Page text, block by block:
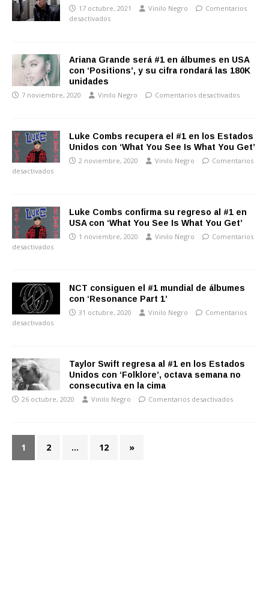
17 octubre, 2021 Vinilo Negro
Comentarios
desactivados
Ariana Grande será #1 en álbumes en USA
con ‘Positions’, y su cifra rondará las 180K
unidades
7 noviembre, 2020 Vinilo Negro Comentarios desactivados
Luke Combs recupera el #1 en los Estados
Unidos con ‘What You See Is What You Get’
2 noviembre, 2020 Vinilo Negro
Comentarios
desactivados
Luke Combs confirma su regreso al #1 en
USA con ‘What You See Is What You Get’
1 noviembre, 2020 Vinilo Negro
Comentarios
desactivados
NCT consiguen el #1 mundial de álbumes
con ‘Resonance Part 1’
31 octubre, 2020 Vinilo Negro
Comentarios
desactivados
Taylor Swift regresa al #1 en los Estados
Unidos con ‘Folklore’, octava semana no
consecutiva en la cima
26 octubre, 2020 Vinilo Negro Comentarios desactivados
1 2 … 12 »